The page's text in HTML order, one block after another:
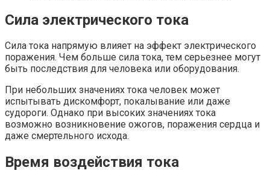
Сила электрического тока
Сила тока напрямую влияет на эффект электрического
поражения. Чем больше сила тока, тем серьезнее могут
быть последствия для человека или оборудования.
При небольших значениях тока человек может
испытывать дискомфорт, покалывание или даже
судороги. Однако при высоких значениях тока
возможно возникновение ожогов, поражения сердца и
даже смертельного исхода.
Время воздействия тока